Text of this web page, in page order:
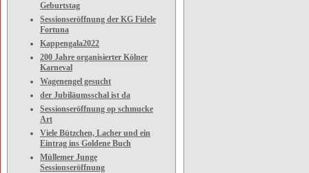
Geburtstag
Sessionseröffnung der KG Fidele
Fortuna
Kappengala2022
200 Jahre organisierter Kölner
Karneval
Wagenengel gesucht
der Jubiläumsschal ist da
Sessionseröffnung op schmucke
Art
Viele Bützchen, Lacher und ein
Eintrag ins Goldene Buch
Müllemer Junge
Sessionseröffnung